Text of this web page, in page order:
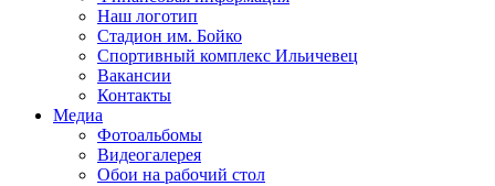
Наш логотип
Стадион им. Бойко
Спортивный комплекс Ильичевец
Вакансии
Контакты
Медиа
Фотоальбомы
Видеогалерея
Обои на рабочий стол